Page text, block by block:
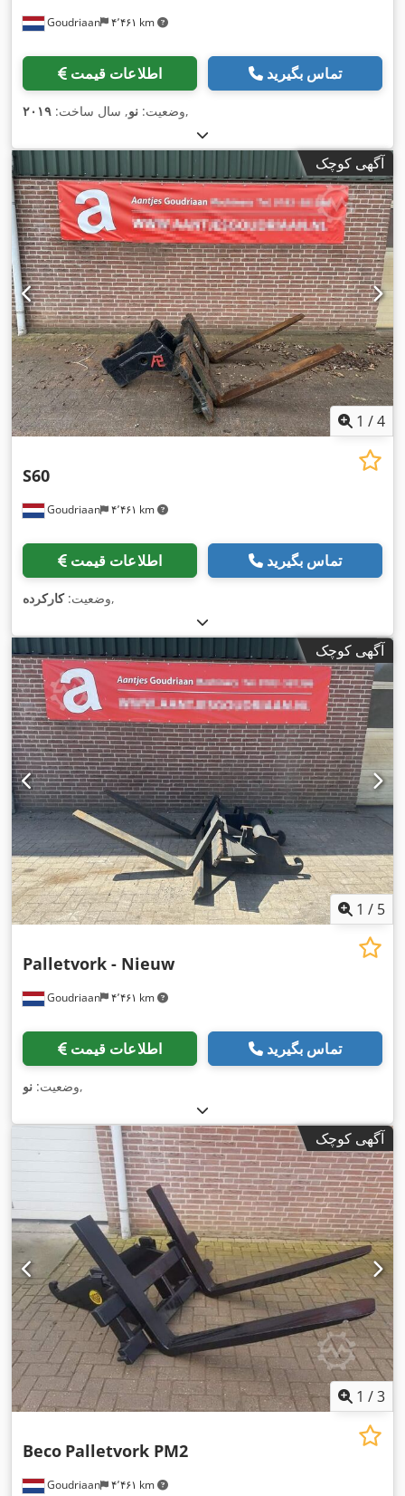
Goudriaan ۴٬۴۶۱ km
اطلاعات قیمت تماس بگیرید
وضعیت: نو, سال ساخت: ۲۰۱۹ ,
آگهی کوچک
1 /4
Goudriaan ۴٬۴۶۱ km
S60
اطلاعات قیمت تماس بگیرید
وضعیت:کارکرده ,
آگهی کوچک
1 / 5
Goudriaan ۴٬۴۶۱ km
Palletvork - Nieuw
اطلاعات قیمت تماس بگیرید
وضعیت: نو ,
آگهی کوچک
1 /3
Goudriaan ۴٬۴۶۱ km
Beco Palletvork PM2